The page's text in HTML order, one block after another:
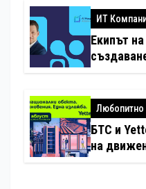
ИТ
Екипът
Любопитно
БТС и
на